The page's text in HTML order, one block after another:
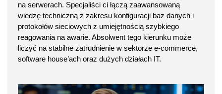
na serwerach. Specjaliści ci łączą zaawansowaną
wiedzę techniczną z zakresu konfiguracji baz danych i
protokołów sieciowych z umiejętnością szybkiego
reagowania na awarie. Absolwent tego kierunku może
liczyć na stabilne zatrudnienie w sektorze e-commerce,
software house’ach oraz dużych działach IT.